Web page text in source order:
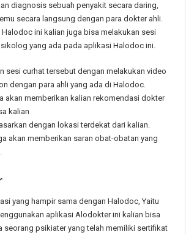
diagnosis sebuah penyakit secara daring,
secara langsung dengan para dokter ahli.
ini kalian juga bisa melakukan sesi
yang ada pada aplikasi Halodoc ini.
sesi curhat tersebut dengan melakukan video
dengan para ahli yang ada di Halodoc.
akan memberikan kalian rekomendasi dokter
kalian
dengan lokasi terdekat dari kalian.
akan memberikan saran obat-obatan yang
yang hampir sama dengan Halodoc, Yaitu
aplikasi Alodokter ini kalian bisa
seorang psikiater yang telah memiliki sertifikat